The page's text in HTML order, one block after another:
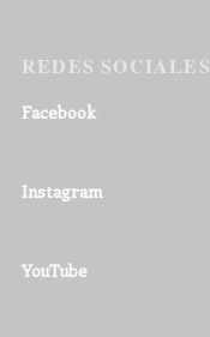
REDES SOCIALES
Facebook
Instagram
YouTube